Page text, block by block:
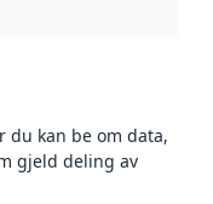
du kan be om data,
gjeld deling av